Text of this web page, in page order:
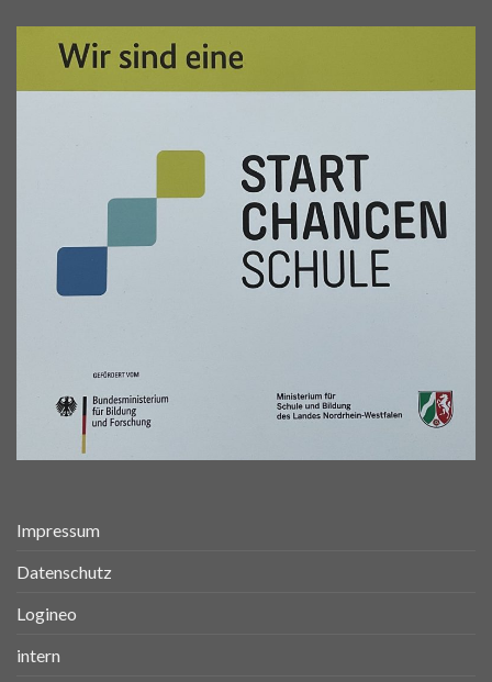
Impressum
Datenschutz
Logineo
intern